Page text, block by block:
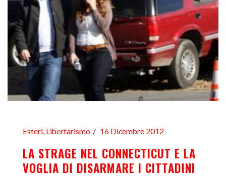
Esteri Libertarismo 16 Dicembre 2012
LA STRAGE NEL CONNECTICUT E LA
VOGLIA DI DISARMARE I CITTADINI